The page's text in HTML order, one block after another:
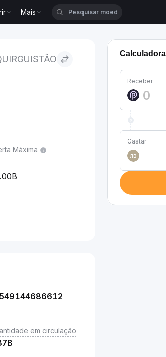
Mais
Máxima
em circulação
Receber
Gastar
лв